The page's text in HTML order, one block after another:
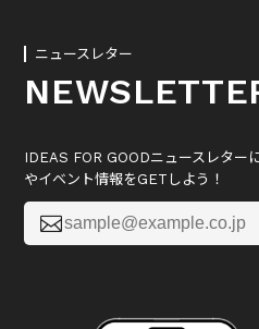
ニュースレター
IDEAS FOR GOODニュースレター
やイベント情報をGETしよう！
